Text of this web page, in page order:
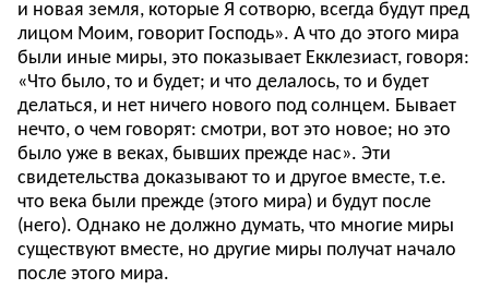
и новая земля, которые Я сотворю, всегда будут пред
лицом Моим, говорит Господь». А что до этого мира
были иные миры, это показывает Екклезиаст, говоря:
«Что было, то и будет; и что делалось, то и будет
делаться, и нет ничего нового под солнцем. Бывает
нечто, о чем говорят: смотри, вот это новое; но это
было уже в веках, бывших прежде нас». Эти
свидетельства доказывают то и другое вместе, т.е.
что века были прежде (этого мира) и будут после
(него). Однако не должно думать, что многие миры
существуют вместе, но другие миры получат начало
после этого мира.